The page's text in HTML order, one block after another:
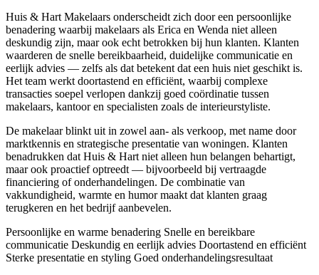
Huis & Hart Makelaars onderscheidt zich door een persoonlijke
benadering waarbij makelaars als Erica en Wenda niet alleen
deskundig zijn, maar ook echt betrokken bij hun klanten. Klanten
waarderen de snelle bereikbaarheid, duidelijke communicatie en
eerlijk advies — zelfs als dat betekent dat een huis niet geschikt is.
Het team werkt doortastend en efficiënt, waarbij complexe
transacties soepel verlopen dankzij goed coördinatie tussen
makelaars, kantoor en specialisten zoals de interieurstyliste.
De makelaar blinkt uit in zowel aan- als verkoop, met name door
marktkennis en strategische presentatie van woningen. Klanten
benadrukken dat Huis & Hart niet alleen hun belangen behartigt,
maar ook proactief optreedt — bijvoorbeeld bij vertraagde
financiering of onderhandelingen. De combinatie van
vakkundigheid, warmte en humor maakt dat klanten graag
terugkeren en het bedrijf aanbevelen.
Persoonlijke en warme benadering Snelle en bereikbare
communicatie Deskundig en eerlijk advies Doortastend en efficiënt
Sterke presentatie en styling Goed onderhandelingsresultaat